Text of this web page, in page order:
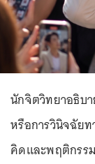
นักจิตวิทยาอธิบา
หรือการวินิจฉัย
คิดและพฤติกรร